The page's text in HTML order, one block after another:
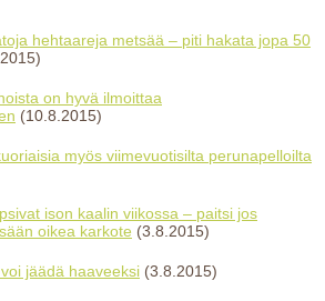
hehtaareja metsää – piti hakata jopa 50
on hyvä ilmoittaa
(10.8.2015)
myös viimevuotisilta perunapelloilta
ison kaalin viikossa – paitsi jos
oikea karkote (3.8.2015)
jäädä haaveeksi (3.8.2015)